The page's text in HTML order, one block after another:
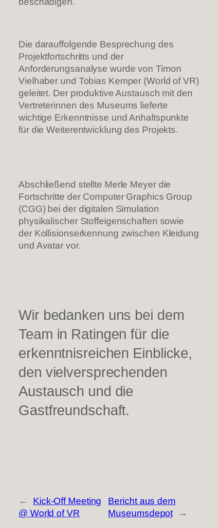
Die darauffolgende Besprechung des
Projektfortschritts und der
Anforderungsanalyse wurde von Timon
Vielhaber und Tobias Kemper (World of VR)
geleitet. Der produktive Austausch mit den
Vertreterinnen des Museums lieferte
wichtige Erkenntnisse und Anhaltspunkte
für die Weiterentwicklung des Projekts.
Abschließend stellte Merle Meyer die
Fortschritte der Computer Graphics Group
(CGG) bei der digitalen Simulation
physikalischer Stoffeigenschaften sowie
der Kollisionserkennung zwischen Kleidung
und Avatar vor.
Wir bedanken uns bei dem
Team in Ratingen für die
erkenntnisreichen Einblicke,
den vielversprechenden
Austausch und die
Gastfreundschaft.
←
Kick-Off Meeting
@ World of VR
Bericht aus dem
Museumsdepot
→